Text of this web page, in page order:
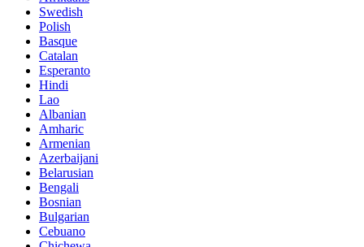
Swedish
Polish
Basque
Catalan
Esperanto
Hindi
Lao
Albanian
Amharic
Armenian
Azerbaijani
Belarusian
Bengali
Bosnian
Bulgarian
Cebuano